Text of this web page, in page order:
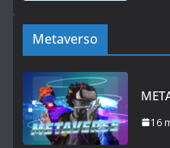
Metaverso
16